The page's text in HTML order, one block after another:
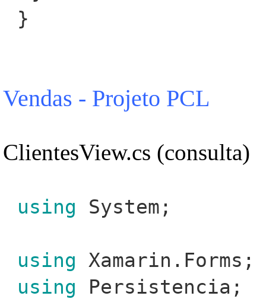
}
Vendas - Projeto PCL
ClientesView.cs (consulta)
using System;
using Xamarin.Forms;
using Persistencia;